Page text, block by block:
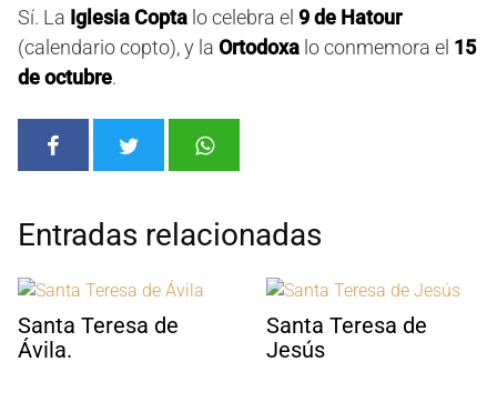
Sí. La Iglesia Copta lo celebra el 9 de Hatour
(calendario copto), y la Ortodoxa lo conmemora el 15
de octubre.
Entradas relacionadas
Santa Teresa de
Ávila.
Santa Teresa de
Jesús